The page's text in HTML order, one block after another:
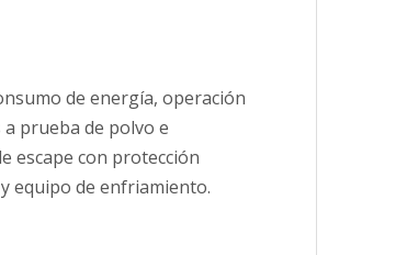
de energía, operación
prueba de polvo e
escape con protección
equipo de enfriamiento.